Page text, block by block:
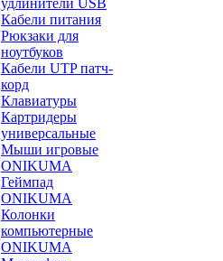
удлинители USB
Кабели питания
Рюкзаки для
ноутбуков
Кабели UTP патч-
корд
Клавиатуры
Картридеры
универсальные
Мыши игровые
ONIKUMA
Геймпад
ONIKUMA
Колонки
компьютерные
ONIKUMA